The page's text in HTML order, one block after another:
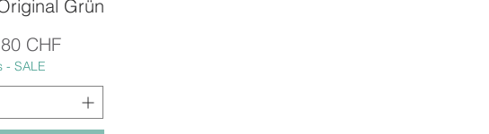
Grün
Preis
CHF
- SALE